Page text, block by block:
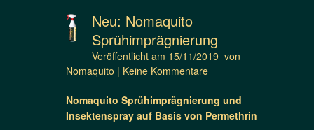
Neu: Nomaquito
Sprühimprägnierung
Veröffentlicht am 15/11/2019 von
Nomaquito | Keine Kommentare
Nomaquito Sprühimprägnierung und
Insektenspray auf Basis von Permethrin